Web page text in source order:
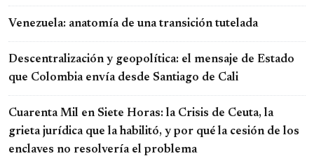
Venezuela: anatomía de una transición tutelada
Descentralización y geopolítica: el mensaje de Estado
que Colombia envía desde Santiago de Cali
Cuarenta Mil en Siete Horas: la Crisis de Ceuta, la
grieta jurídica que la habilitó, y por qué la cesión de los
enclaves no resolvería el problema